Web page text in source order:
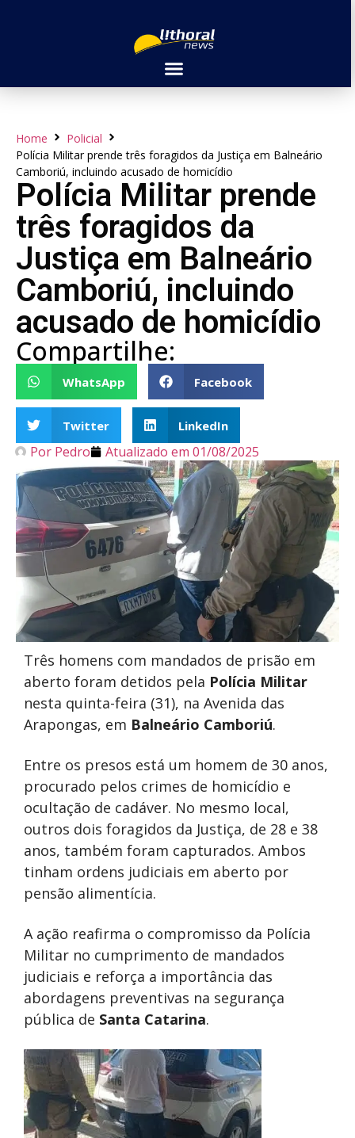
Home
Policial
Polícia Militar prende três foragidos da Justiça em Balneário
Camboriú, incluindo acusado de homicídio
Polícia Militar prende
três foragidos da
Justiça em Balneário
Camboriú, incluindo
acusado de homicídio
Compartilhe:
WhatsApp Facebook
Twitter LinkedIn
Por Pedro Atualizado em 01/08/2025
Três homens com mandados de prisão em
aberto foram detidos pela Polícia Militar
nesta quinta-feira (31), na Avenida das
Arapongas, em Balneário Camboriú.
Entre os presos está um homem de 30 anos,
procurado pelos crimes de homicídio e
ocultação de cadáver. No mesmo local,
outros dois foragidos da Justiça, de 28 e 38
anos, também foram capturados. Ambos
tinham ordens judiciais em aberto por
pensão alimentícia.
A ação reafirma o compromisso da Polícia
Militar no cumprimento de mandados
judiciais e reforça a importância das
abordagens preventivas na segurança
pública de Santa Catarina.